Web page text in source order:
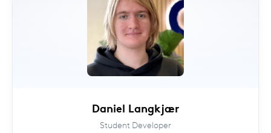
Daniel Langkjær
Student Developer